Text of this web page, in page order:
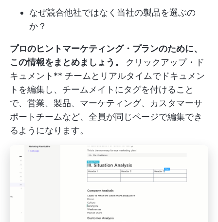
なぜ競合他社ではなく当社の製品を選ぶの
か？
プロのヒントマーケティング・プランのために、
この情報をまとめましょう。 クリックアップ・ド
キュメント ** チームとリアルタイムでドキュメン
トを編集し、チームメイトにタグを付けること
で、営業、製品、マーケティング、カスタマーサ
ポートチームなど、全員が同じページで編集でき
るようになります。